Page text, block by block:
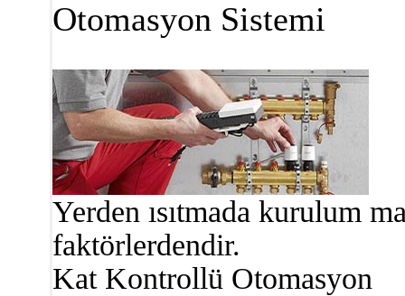
Otomasyon Sistemi
Yerden ısıtmada kurulum
faktörlerdendir.
Kat Kontrollü Otomasyon